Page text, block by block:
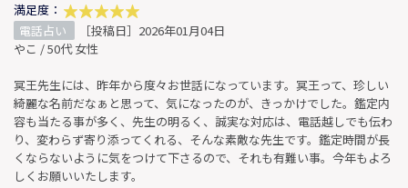
満足度：
電話占い
［投稿日］2026年01月04日
やこ / 50代 女性
冥王先生には、昨年から度々お世話になっています。冥王って、珍しい
綺麗な名前だなぁと思って、気になったのが、きっかけでした。鑑定内
容も当たる事が多く、先生の明るく、誠実な対応は、電話越しでも伝わ
り、変わらず寄り添ってくれる、そんな素敵な先生です。鑑定時間が長
くならないように気をつけて下さるので、それも有難い事。今年もよろ
しくお願いいたします。